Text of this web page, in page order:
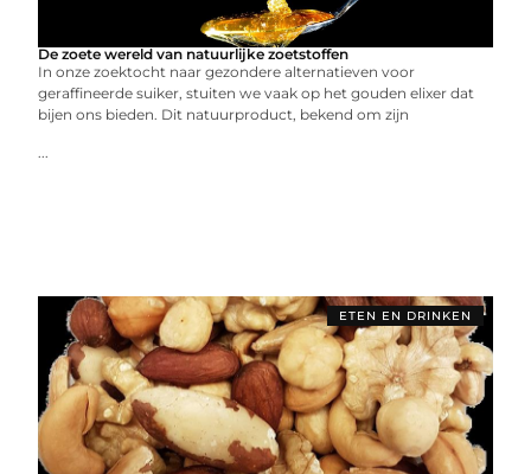
De zoete wereld van natuurlijke zoetstoffen
In onze zoektocht naar gezondere alternatieven voor
geraffineerde suiker, stuiten we vaak op het gouden elixer dat
bijen ons bieden. Dit natuurproduct, bekend om zijn
...
ETEN EN DRINKEN